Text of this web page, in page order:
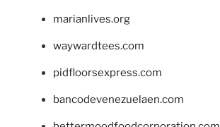
marianlives.org
waywardtees.com
pidfloorsexpress.com
bancodevenezuelaen.com